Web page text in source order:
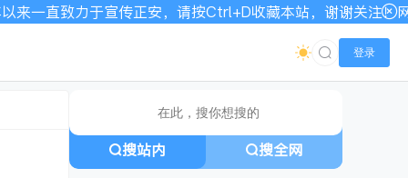
力于宣传正安，请按Ctrl+D收藏本站，谢谢关注！网站宽带
登录
搜站内 搜全网